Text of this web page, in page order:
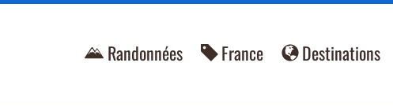
Randonnées France Destinations